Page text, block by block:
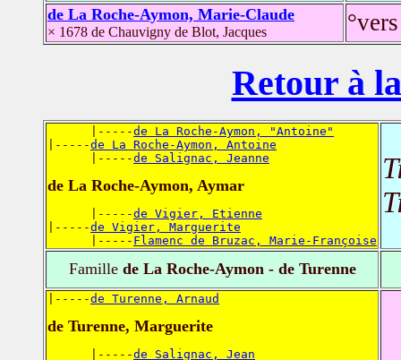
de La Roche-Aymon, Marie-Claude
× 1678 de Chauvigny de Blot, Jacques
Retour à
      |-----
de La Roche-Aymon, "Antoine"
|-----de La Roche-Aymon, Antoine
      |-----
de Salignac, Jeanne
de La Roche-Aymon, Aymar
      |-----
de Vigier, Etienne
|-----de Vigier, Marguerite
      |-----
Flamenc de Bruzac, Marie-Françoise
Famillede La Roche-Aymon - de Turenne
|-----de Turenne, Arnaud
de Turenne, Marguerite
      |-----
de Salignac, Jean